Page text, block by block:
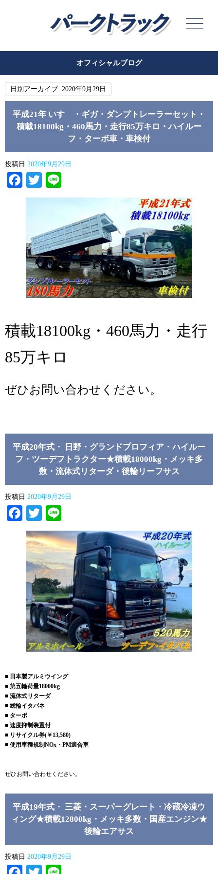
オフィシャルブログ
日別アーカイブ: 2020年9月29日
平成21年 いすゞ・ギガ・ダンプトレーラーセット・
積載18100kg・460馬力・走行85万キロ・ハイルー
フ・ターボ車・車検付
投稿日 2020年9月29日
Facebook
Twitter
積載18100kg・460馬力・走行
85万キロ
ぜひお問い合わせください。
平成20年式・ 日野・グランドプロフィア・ハイルー
フ・ツーデフトラクター★積載18000kg・メッキ多
数・流体式リターダ・後輪リーフサス
投稿日 2020年9月29日
Facebook
Twitter
■ 日本製アルミウイング
■ 第五輪荷量18000kg
■ 流体式リターダ
■ 総輪イタバネ
■ ターボ
■ 速度抑制装置付
■ リサイクル券(￥13,580)
■ 使用車種規制NOx・PM適合車
ぜひお問い合わせください。
平成19年式・ 三菱・スーパーグレート・冷蔵冷凍ウ
ィング★積載12800kg・メッキ多数・国産エンジン★
後輪エアサス
投稿日 2020年9月29日